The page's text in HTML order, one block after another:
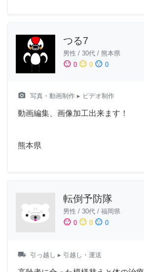
つる7
男性 / 30代 / 熊本県
sentiment_satisfied 0 sentiment_neutral 0 sentiment_dissatisfied 0
camera_alt 写真・動画制作 ▸ ビデオ制作
動画編集、画像加工出来ます！
熊本県
転倒予防隊
男性 / 30代 / 福岡県
sentiment_satisfied 0 sentiment_neutral 0 sentiment_dissatisfied 0
local_shipping 引っ越し ▸ 引越し・運送